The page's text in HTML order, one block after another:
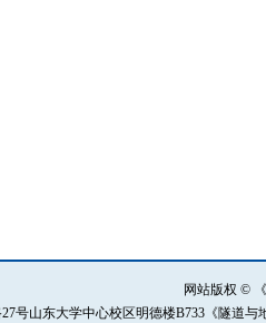
网站版权 ©
号山东大学中心校区明德楼B733《隧道与